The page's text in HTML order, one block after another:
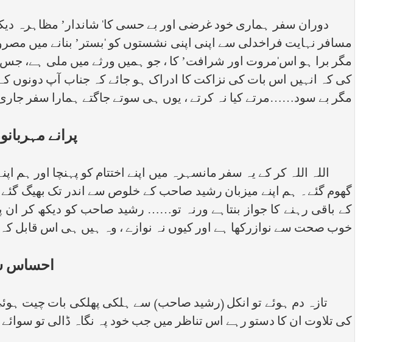
دوران سفر ہماری خود غرضی اور بے حسی کا‘ شاندار’ مظاہرہ
مسافر نہایت فراخدلی سے اپنی اپنی نشستوں کو ‘بستر’ بنانے میں
مگر برا ہو اس‘مروت اور شرافت’ کا ، جو ہمیں ورثے میں ملی ہے،
کی کہ انہیں اس بات کی نزاکت کا ادراک ہو جائے کہ جناب آپ
مگر بے سود……مرتے کیا نہ کرتے ، یوں ہی سوتے جاگتے ہمارا سفر
پرانے
اللہ اللہ کر کے یہ سفر مانسہرہ میں اپنے اختتام کو پہنچا اور ہم
گھوم گئے۔ ہم اپنے میزبان رشید صاحب کے خلوص سے اندر تک بھیگ
کے باقی رہنے کا جواز بنتاہے ورنہ تو…… رشید صاحب کو دیکھ کر ان
خوب صحت سے نوازرکھا ہے اور کیوں نہ نوازے ، وہ ہیں ہی اس قابل کہ
احساس
تازہ دم ہوئے تو انکل (رشید صاحب) سے ہلکی پھلکی بات چیت ہوئی۔
کی تلاوت ان کا دستو رہے اس تناظر میں جب خود پہ نگاہ ڈالی تو